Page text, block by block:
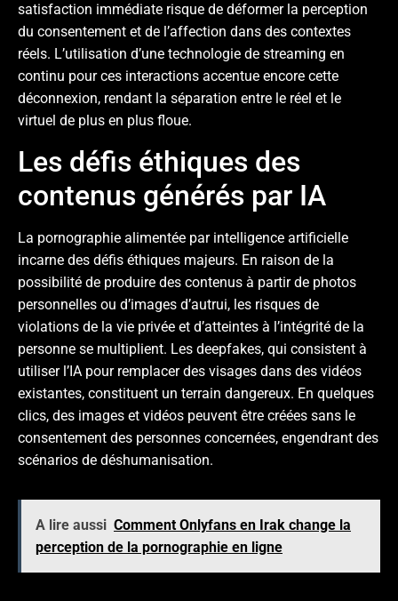
satisfaction immédiate risque de déformer la perception
du consentement et de l’affection dans des contextes
réels. L’utilisation d’une technologie de streaming en
continu pour ces interactions accentue encore cette
déconnexion, rendant la séparation entre le réel et le
virtuel de plus en plus floue.
Les défis éthiques des
contenus générés par IA
La pornographie alimentée par intelligence artificielle
incarne des défis éthiques majeurs. En raison de la
possibilité de produire des contenus à partir de photos
personnelles ou d’images d’autrui, les risques de
violations de la vie privée et d’atteintes à l’intégrité de la
personne se multiplient. Les deepfakes, qui consistent à
utiliser l’IA pour remplacer des visages dans des vidéos
existantes, constituent un terrain dangereux. En quelques
clics, des images et vidéos peuvent être créées sans le
consentement des personnes concernées, engendrant des
scénarios de déshumanisation.
A lire aussi Comment Onlyfans en Irak change la
perception de la pornographie en ligne